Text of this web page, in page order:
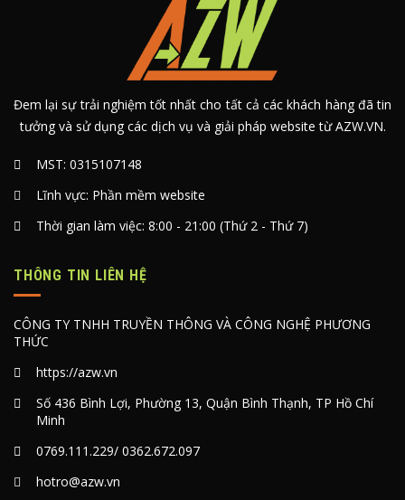
Đem lại sự trải nghiệm tốt nhất cho tất cả các khách hàng đã tin
tưởng và sử dụng các dịch vụ và giải pháp website từ AZW.VN.
MST: 0315107148
Lĩnh vực: Phần mềm website
Thời gian làm việc: 8:00 - 21:00 (Thứ 2 - Thứ 7)
THÔNG TIN LIÊN HỆ
CÔNG TY TNHH TRUYỀN THÔNG VÀ CÔNG NGHỆ PHƯƠNG
THỨC
https://azw.vn
Số 436 Bình Lợi, Phường 13, Quận Bình Thạnh, TP Hồ Chí
Minh
0769.111.229/ 0362.672.097
hotro@azw.vn